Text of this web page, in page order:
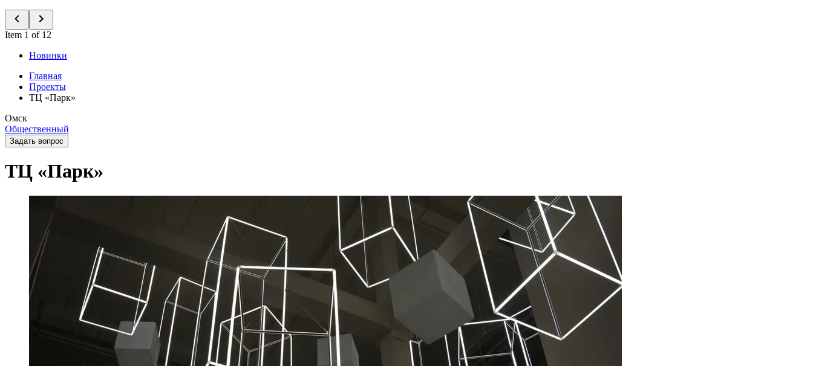
Item 1 of 12
Новинки
Главная
Проекты
ТЦ «Парк»
Омск
Общественный
Задать вопрос
ТЦ «Парк»